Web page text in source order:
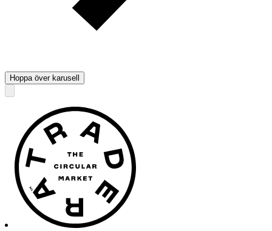
Hoppa över karusell